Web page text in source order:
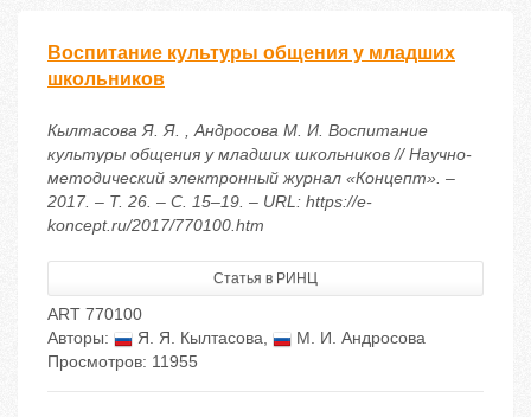
Воспитание культуры общения у младших
школьников
Кылтасова Я. Я. , Андросова М. И. Воспитание
культуры общения у младших школьников // Научно-
методический электронный журнал «Концепт». –
2017. – Т. 26. – С. 15–19. – URL: https://e-
koncept.ru/2017/770100.htm
Статья в РИНЦ
ART 770100
Авторы:
Я. Я. Кылтасова,
М. И. Андросова
Просмотров: 11955